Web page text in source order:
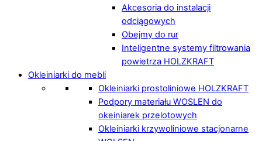
Akcesoria do instalacji
odciągowych
Obejmy do rur
Inteligentne systemy filtrowania
powietrza HOLZKRAFT
Okleiniarki do mebli
Okleiniarki prostoliniowe HOLZKRAFT
Podpory materiału WOSLEN do
okeiniarek przelotowych
Okleiniarki krzywoliniowe stacjonarne